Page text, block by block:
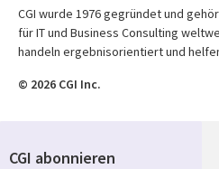
CGI wurde 1976 gegründet und
für IT und Business Consulting
handeln ergebnisorientiert und
© 2026 CGI Inc.
CGI abonnieren